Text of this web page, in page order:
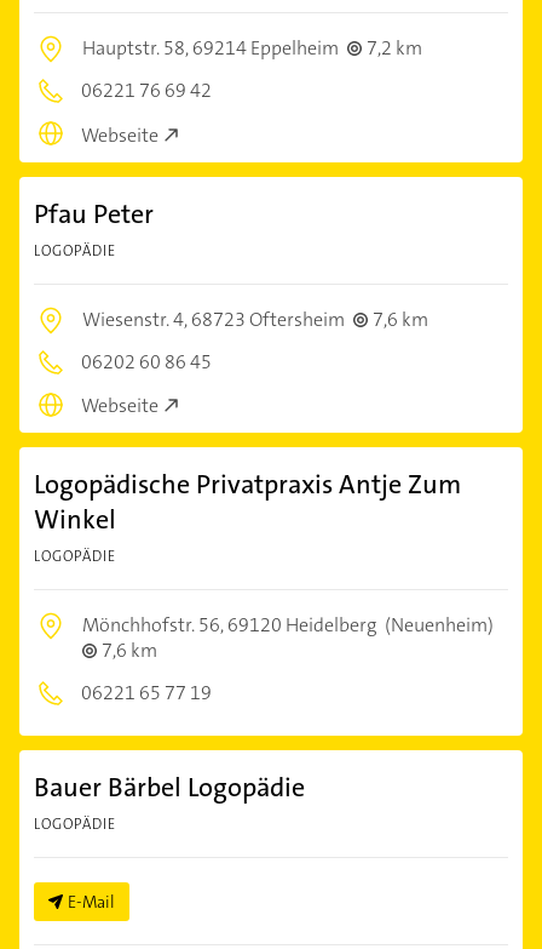
Hauptstr. 58,69214 Eppelheim
7,2 km
06221 76 69 42
Webseite
Pfau Peter
LOGOPÄDIE
Wiesenstr. 4,68723 Oftersheim
7,6 km
06202 60 86 45
Webseite
Logopädische Privatpraxis Antje Zum
Winkel
LOGOPÄDIE
Mönchhofstr. 56,69120 Heidelberg (Neuenheim)
7,6 km
06221 65 77 19
Bauer Bärbel Logopädie
LOGOPÄDIE
E-Mail